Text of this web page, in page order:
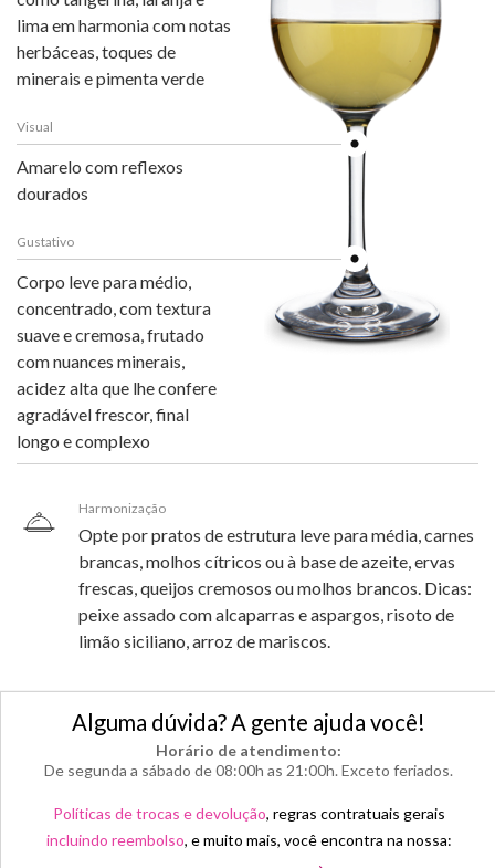
lima em harmonia com notas
herbáceas, toques de
minerais e pimenta verde
Visual
Amarelo com reflexos
dourados
Gustativo
Corpo leve para médio,
concentrado, com textura
suave e cremosa, frutado
com nuances minerais,
acidez alta que lhe confere
agradável frescor, final
longo e complexo
Harmonização
Opte por pratos de estrutura leve para média, carnes
brancas, molhos cítricos ou à base de azeite, ervas
frescas, queijos cremosos ou molhos brancos. Dicas:
peixe assado com alcaparras e aspargos, risoto de
limão siciliano, arroz de mariscos.
Alguma dúvida? A gente ajuda você!
Horário de atendimento:
De segunda a sábado de 08:00h as 21:00h. Exceto feriados.
Políticas de trocas e devolução, regras contratuais gerais
incluindo reembolso, e muito mais, você encontra na nossa: